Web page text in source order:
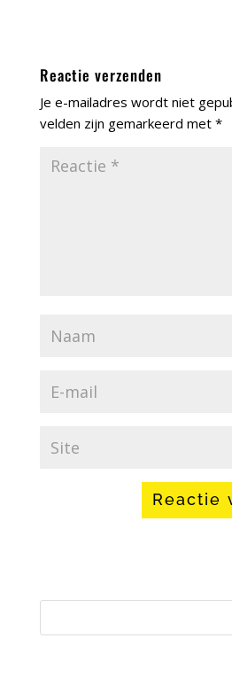
Reactie verzenden
Je e-mailadres wordt niet
velden zijn gemarkeerd met *